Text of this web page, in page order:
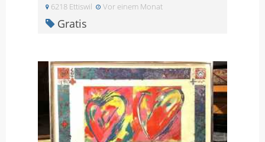
6218 Ettiswil Vor einem Monat
Gratis